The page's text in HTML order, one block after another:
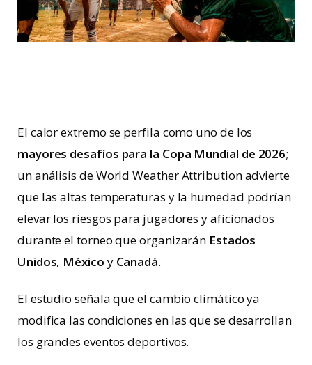
El calor extremo se perfila como uno de los
mayores desafíos para la Copa Mundial de 2026;
un análisis de World Weather Attribution advierte
que las altas temperaturas y la humedad podrían
elevar los riesgos para jugadores y aficionados
durante el torneo que organizarán Estados
Unidos, México y Canadá.
El estudio señala que el cambio climático ya
modifica las condiciones en las que se desarrollan
los grandes eventos deportivos.